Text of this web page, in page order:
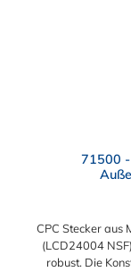
71500 -
CPC Stecker aus
(LCD24004
robust. Die